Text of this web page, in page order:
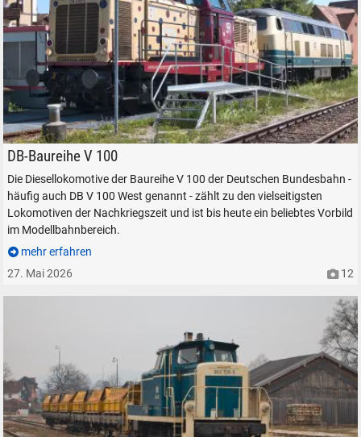
smart rail SR 211 238-1 tankt in Freilassing, am 25. Mai 2026.
DB-Baureihe V 100
Die Diesellokomotive der Baureihe V 100 der Deutschen Bundesbahn -
häufig auch DB V 100 West genannt - zählt zu den vielseitigsten
Lokomotiven der Nachkriegszeit und ist bis heute ein beliebtes Vorbild
im Modellbahnbereich.
mehr erfahren
27. Mai 2026
12
SUCHEN
Durchsuchen
alles
Suche ...